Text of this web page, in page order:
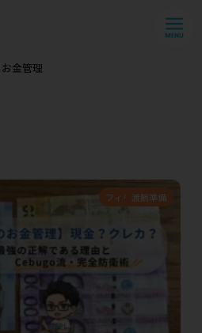
お金管理
フィリピン情報
渡航準備